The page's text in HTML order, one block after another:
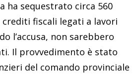
ha sequestrato circa 560
fiscali legati a lavori
l’accusa, non sarebbero
Il provvedimento è stato
del comando provinciale